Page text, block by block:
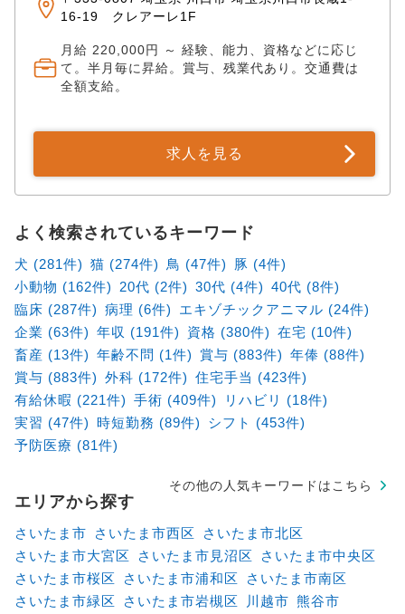
16-19 クレアーレ1F
月給 220,000円 ～ 経験、能力、資格などに応じ
て。半月毎に昇給。賞与、残業代あり。交通費は
全額支給。
求人を見る
よく検索されているキーワード
犬 (281件) 猫 (274件) 鳥 (47件)
豚 (4件)
小動物 (162件)
20代 (2件) 30代 (4件) 40代 (8件)
臨床 (287件) 病理 (6件)
エキゾチックアニマル (24件)
企業 (63件) 年収 (191件) 資格 (380件) 在宅 (10件)
畜産 (13件) 年齢不問 (1件) 賞与 (883件) 年俸 (88件)
賞与 (883件) 外科 (172件) 住宅手当 (423件)
有給休暇 (221件) 手術 (409件)
リハビリ (18件)
実習 (47件) 時短勤務 (89件)
シフト (453件)
予防医療 (81件)
その他の人気キーワードはこちら
エリアから探す
さいたま市 さいたま市西区
さいたま市北区
さいたま市大宮区
さいたま市見沼区
さいたま市中央区
さいたま市桜区
さいたま市浦和区
さいたま市南区
さいたま市緑区
さいたま市岩槻区 川越市 熊谷市